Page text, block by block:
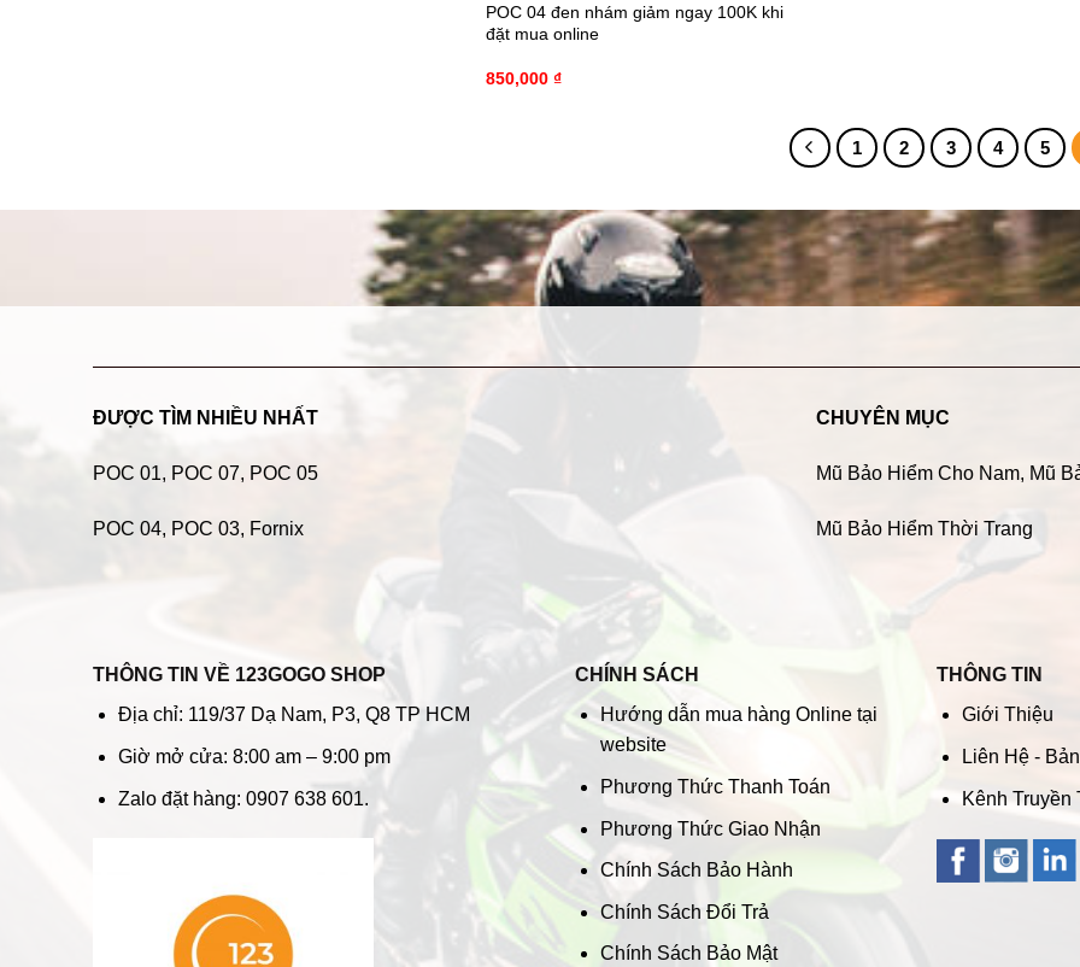
POC 04 đen nhám giảm ngay 100K khi
đặt mua online
850,000 ₫
1 2 3 4 5
ĐƯỢC TÌM NHIỀU NHẤT
POC 01, POC 07, POC 05
POC 04, POC 03, Fornix
CHUYÊN MỤC
Mũ Bảo Hiểm Cho Nam, Mũ
Mũ Bảo Hiểm Thời Trang
THÔNG TIN VỀ 123GOGO SHOP
Địa chỉ: 119/37 Dạ Nam, P3, Q8 TP HCM
Giờ mở cửa: 8:00 am – 9:00 pm
Zalo đặt hàng: 0907 638 601.
CHÍNH SÁCH
Hướng dẫn mua hàng Online tại
website
Phương Thức Thanh Toán
Phương Thức Giao Nhận
Chính Sách Bảo Hành
Chính Sách Đổi Trả
Chính Sách Bảo Mật
THÔNG TIN
Giới Thiệu
Liên Hệ -
Kênh Truyền